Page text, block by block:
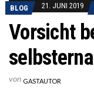
BLOG 21. JUNI 2019
Vorsicht
von GASTAUTOR